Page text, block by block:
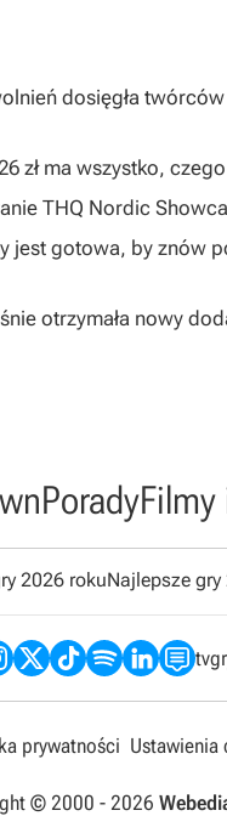
dosięgła
zł ma wszystko,
THQ Nordic
jest gotowa, by znów
otrzymała nowy
PoradyFilmy
2026 rokuNajlepsze
prywatności Ustawienia
© 2000 - 2026